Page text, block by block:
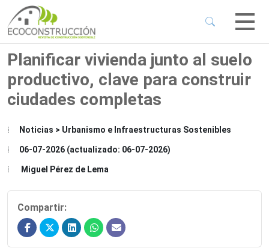
Menu
Menu
Planificar vivienda junto al suelo
productivo, clave para construir
ciudades completas
Noticias > Urbanismo e Infraestructuras Sostenibles
06-07-2026 (actualizado: 06-07-2026)
Miguel Pérez de Lema
Compartir: